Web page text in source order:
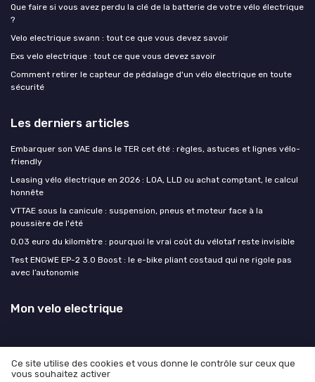
Que faire si vous avez perdu la clé de la batterie de votre vélo électrique
?
Velo electrique swann : tout ce que vous devez savoir
Exs velo electrique : tout ce que vous devez savoir
Comment retirer le capteur de pédalage d'un vélo électrique en toute
sécurité
Les derniers articles
Embarquer son VAE dans le TER cet été : règles, astuces et lignes vélo-
friendly
Leasing vélo électrique en 2026 : LOA, LLD ou achat comptant, le calcul
honnête
VTTAE sous la canicule : suspension, pneus et moteur face à la
poussière de l'été
0,03 euro du kilomètre : pourquoi le vrai coût du vélotaf reste invisible
Test ENGWE EP-2 3.0 Boost : le e-bike pliant costaud qui ne rigole pas
avec l’autonomie
Mon velo electrique
Mentions légales
Ce site utilise des cookies et vous donne le contrôle sur ceux que
vous souhaitez activer